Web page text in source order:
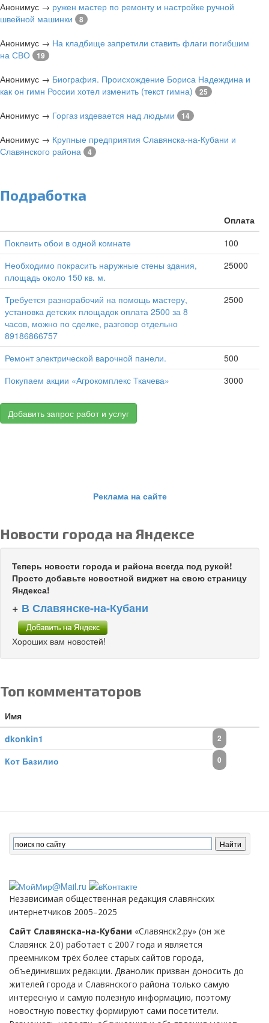
Анонимус → ружен мастер по ремонту и настройке ручной
швейной машинки
8
Анонимус → На кладбище запретили ставить флаги погибшим
на СВО
19
Анонимус → Биография. Происхождение Бориса Надеждина и
как он гимн России хотел изменить (текст гимна)
25
Анонимус → Горгаз издевается над людьми 14
Анонимус → Крупные предприятия Славянска-на-Кубани и
Славянского района
4
Подработка
Оплата
Поклеить обои в одной комнате
100
Необходимо покрасить наружные стены здания,
площадь около 150 кв. м.
25000
Требуется разнорабочий на помощь мастеру,
установка детских площадок оплата 2500 за 8
часов, можно по сделке, разговор отдельно
89186866757
2500
Ремонт электрической варочной панели.
500
Покупаем акции «Агрокомплекс Ткачева»
3000
Добавить запрос работ и услуг
Реклама на сайте
Новости города на Яндексе
Теперь новости города и района всегда под рукой!
Просто добавьте новостной виджет на свою страницу
Яндекса!
+ В Славянске-на-Кубани
Хороших вам новостей!
Топ комментаторов
Имя
dkonkin1
2
Кот Базилио 0
Независимая общественная редакция славянских
интернетчиков 2005–2025
Сайт Славянска-на-Кубани «Славянск2.ру» (он же
Славянск 2.0) работает с 2007 года и является
преемником трёх более старых сайтов города,
объединивших редакции. Дванолик призван доносить до
жителей города и Славянского района только самую
интересную и самую полезную информацию, поэтому
новостную повестку формируют сами посетители.